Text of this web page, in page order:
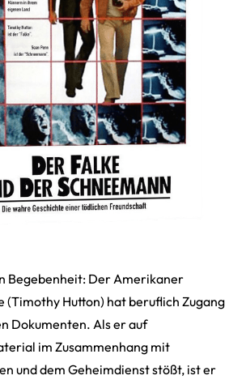
Begebenheit: Der Amerikaner
(Timothy Hutton) hat beruflich Zugang
Dokumenten. Als er auf
im Zusammenhang mit
und dem Geheimdienst stößt, ist er